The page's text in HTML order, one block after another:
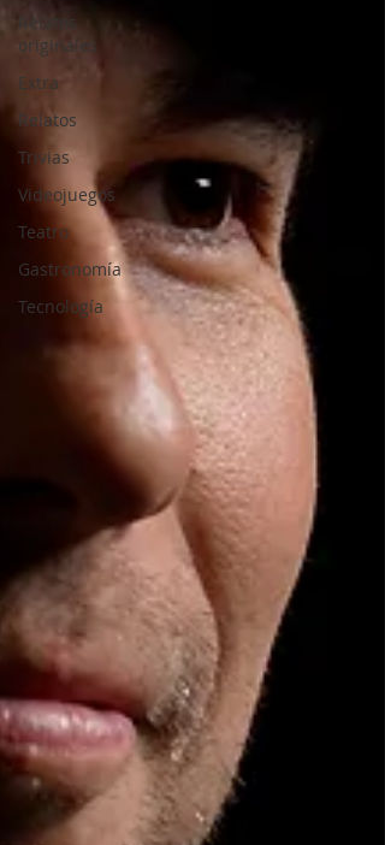
Relatos
originales
Extra
Relatos
Trivias
Videojuegos
Teatro
Gastronomía
Tecnología